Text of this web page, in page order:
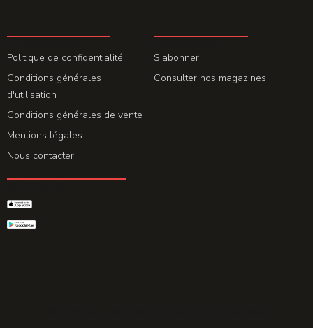
Politique de confidentialité
Conditions générales
d'utilisation
Conditions générales de vente
Mentions légales
Nous contacter
S'abonner
Consulter nos magazines